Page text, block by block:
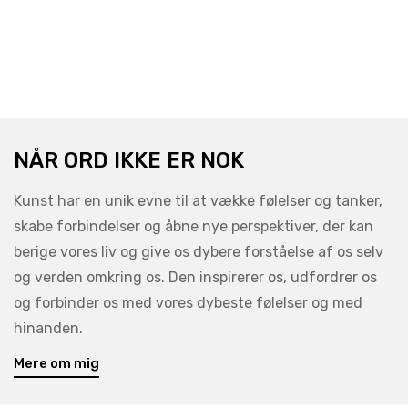
NÅR ORD IKKE ER NOK
Kunst har en unik evne til at vække følelser og tanker,
skabe forbindelser og åbne nye perspektiver, der kan
berige vores liv og give os dybere forståelse af os selv
og verden omkring os. Den inspirerer os, udfordrer os
og forbinder os med vores dybeste følelser og med
hinanden.
Mere om mig